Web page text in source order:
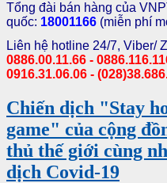
Tổng đài bán hàng của
quốc: 18001166 (miễn phí
Liên hệ hotline 24/7, Viber/
0886.00.11.66 -
0916.31.06.06 -
Chiến dịch "Stay
game" của cộng
thủ thế giới cùng
dịch Covid-19